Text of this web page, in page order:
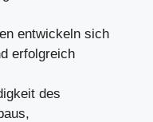
entwickeln sich
erfolgreich
des